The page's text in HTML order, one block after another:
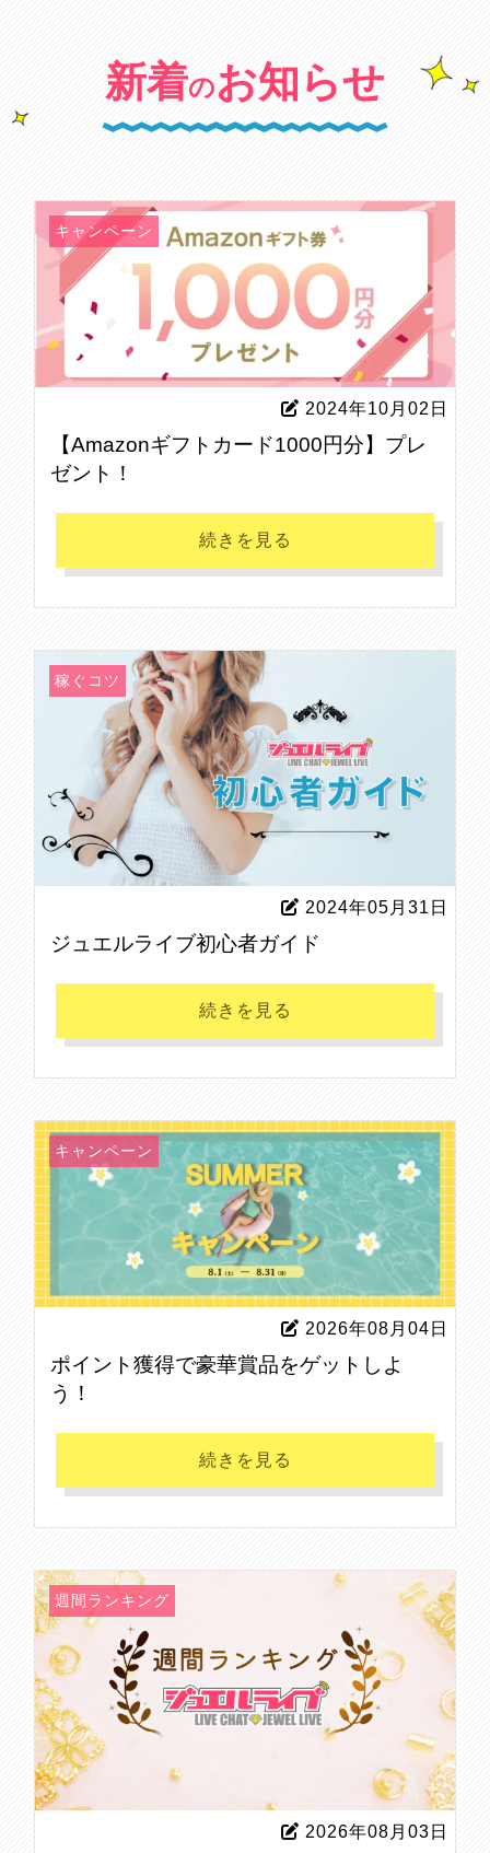
新着のお知らせ
キャンペーン
2024年10月02日
【Amazonギフトカード1000円分】プレ
ゼント！
続きを見る
稼ぐコツ
2024年05月31日
ジュエルライブ初心者ガイド
続きを見る
キャンペーン
2026年08月04日
ポイント獲得で豪華賞品をゲットしよ
う！
続きを見る
週間ランキング
2026年08月03日